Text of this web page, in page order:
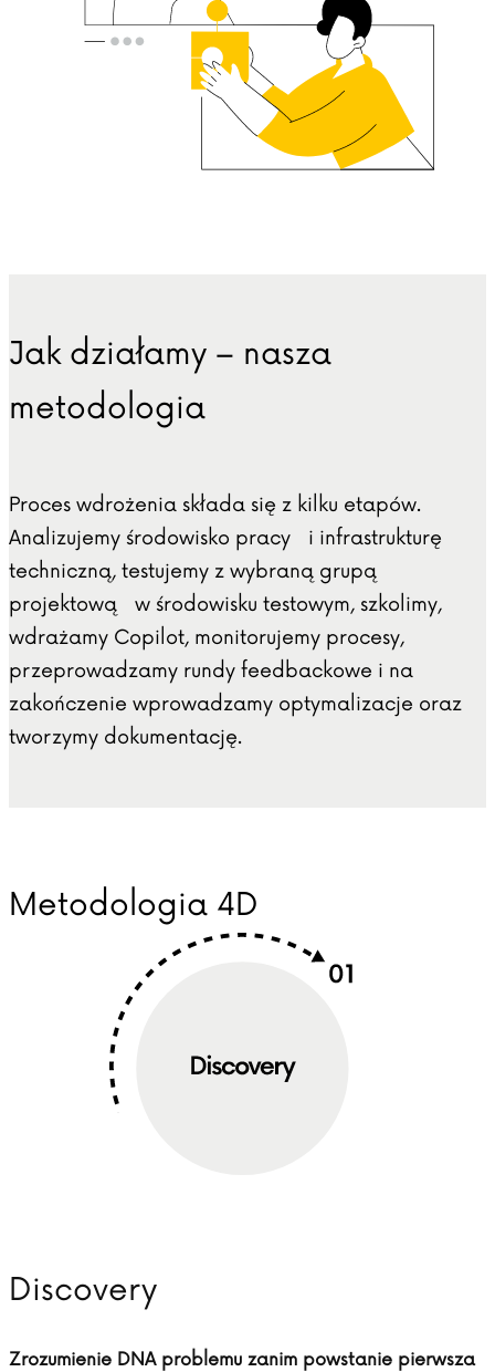
Jak działamy – nasza
metodologia
Proces wdrożenia składa się z kilku etapów.
Analizujemy środowisko pracy i infrastrukturę
techniczną, testujemy z wybraną grupą
projektową w środowisku testowym, szkolimy,
wdrażamy Copilot, monitorujemy procesy,
przeprowadzamy rundy feedbackowe i na
zakończenie wprowadzamy optymalizacje oraz
tworzymy dokumentację.
Metodologia 4D
Discovery
Zrozumienie DNA problemu zanim powstanie pierwsza